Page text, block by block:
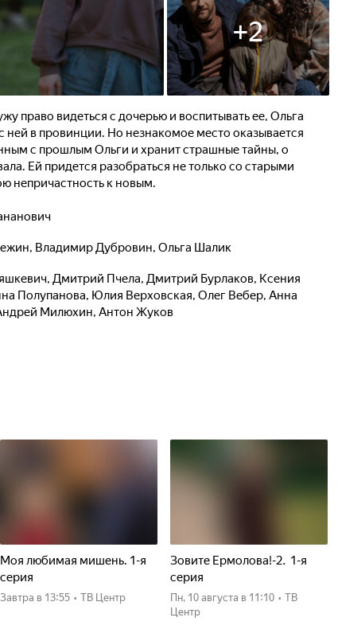
+2
право видеться с дочерью и воспитывать ее, Ольга
ней в провинции. Но незнакомое место оказывается
с прошлым Ольги и хранит страшные тайны, о
Ей придется разобраться не только со старыми
непричастность к новым.
, Владимир Дубровин, Ольга Шалик
, Дмитрий Пчела, Дмитрий Бурлаков, Ксения
Полупанова, Юлия Верховская, Олег Вебер, Анна
Милюхин, Антон Жуков
Моя любимая мишень. 1-я
серия
Завтра в 13:55 • ТВ Центр
Зовите Ермолова!-2. 1-я
серия
пн, 10 августа в 11:10 • ТВ
Центр